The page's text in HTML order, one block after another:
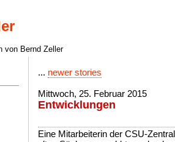
von Bernd Zeller
... newer stories
Mittwoch, 25. Februar 2015
Entwicklungen
Eine Mitarbeiterin der CSU-